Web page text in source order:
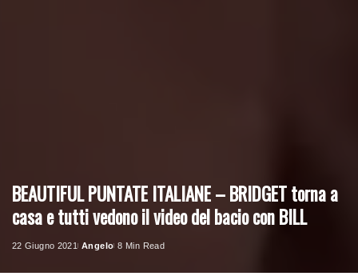
BEAUTIFUL PUNTATE ITALIANE – BRIDGET torna a
casa e tutti vedono il video del bacio con BILL
22 Giugno 2021
Posted
Angelo 8 Min Read